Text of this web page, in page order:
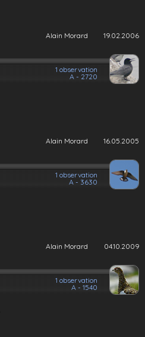
Alain Morard 19.02.2006
1 observation
A - 2720
Alain Morard 16.05.2005
1 observation
A - 3630
Alain Morard 04.10.2009
1 observation
A - 1540